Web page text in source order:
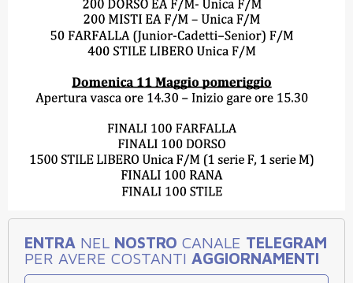
ENTRA NEL NOSTRO CANALE TELEGRAM
PER AVERE COSTANTI AGGIORNAMENTI